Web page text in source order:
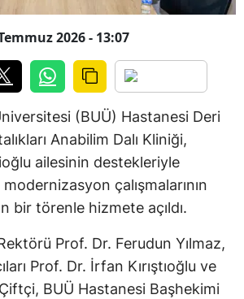
2026 - 13:07
(BUÜ) Hastanesi Deri
Anabilim Dalı Kliniği,
ailesinin destekleriyle
çalışmalarının
bir törenle hizmete açıldı.
Prof. Dr. Ferudun Yılmaz,
Prof. Dr. İrfan Kırıştıoğlu ve
BUÜ Hastanesi Başhekimi